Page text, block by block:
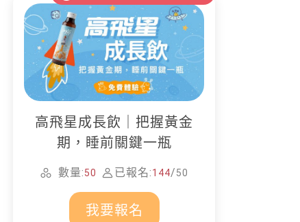
高飛星成長飲｜把握黃金
期，睡前關鍵一瓶
數量:50 已報名:144/50
我要報名